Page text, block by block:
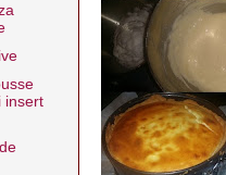
insert